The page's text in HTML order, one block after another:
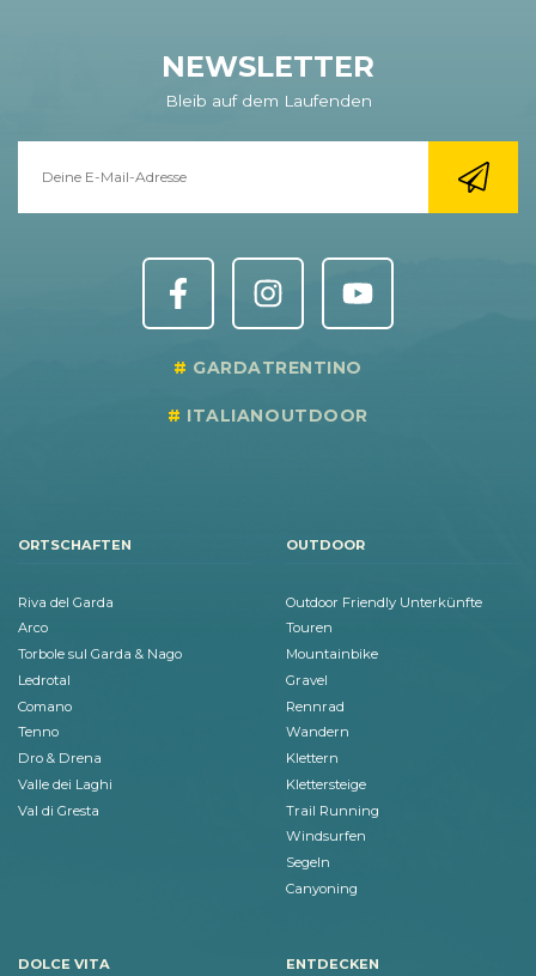
NEWSLETTER
Bleib auf dem Laufenden
GARDATRENTINO
ITALIANOUTDOOR
ORTSCHAFTEN
Riva del Garda
Arco
Torbole sul Garda & Nago
Ledrotal
Comano
Tenno
Dro & Drena
Valle dei Laghi
Val di Gresta
OUTDOOR
Outdoor Friendly Unterkünfte
Touren
Mountainbike
Gravel
Rennrad
Wandern
Klettern
Klettersteige
Trail Running
Windsurfen
Segeln
Canyoning
DOLCE VITA ENTDECKEN